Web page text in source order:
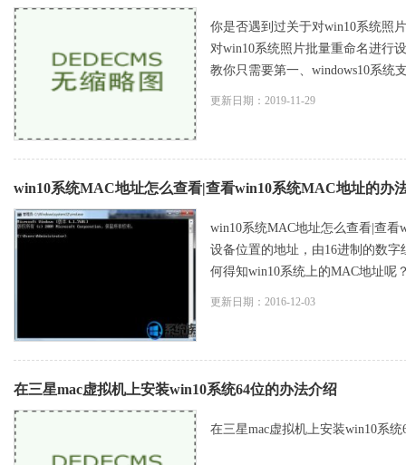
你是否遇到过关于对win10系统照
对win10系统照片批量重命名进行
教你只需要第一、windows10系统
更新日期：2019-11-29
win10系统MAC地址怎么查看|查看win10系统MAC地址的办
win10系统MAC地址怎么查看|查
设备位置的地址，由16进制的数
何得知win10系统上的MAC地址呢
更新日期：2016-12-03
在三星mac虚拟机上安装win10系统64位的办法介绍
在三星mac虚拟机上安装win10系